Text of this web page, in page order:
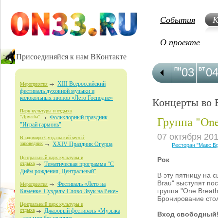
Присоединяйся к нам ВКонтакте
Мероприятия
XIII Всероссийский
фестиваль духовной музыки и
колокольных звонов «Лето Господне»
Парк культуры и отдыха
"Дружба"
Фольклорный праздник
"Играй гармонь"
Владимиро-Суздальский музей-
заповедник XXIV Праздник Огурца
Центральный парк культуры и
отдыха
Тематическая программа "С
Днём рождения, Центральный"
Мероприятия
Фестиваль «Лето на
Каменке. Суздаль: Слово-Звук на Реке»
Центральный парк культуры и
отдыха
Джазовый фестиваль «Музыка
События
О проекте
03
ПН 04
ВТ
Концерты во
Группа
07 октября
Ресторан "Макс
Рок
В эту пятницу на
Brau" выступят
группа "One
Бронирование
Вход